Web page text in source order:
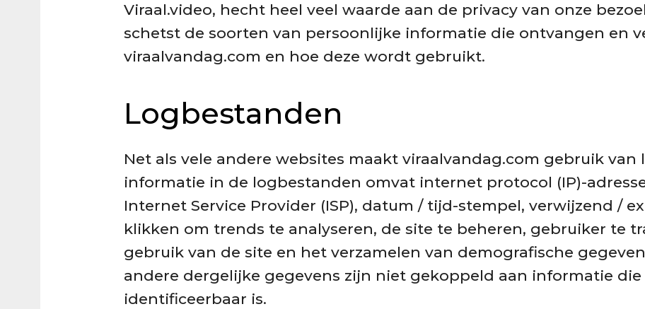
Viraal.video, hecht heel veel waarde aan de privacy van onze
schetst de soorten van persoonlijke informatie die ontvangen en
viraalvandag.com en hoe deze wordt gebruikt.
Logbestanden
Net als vele andere websites maakt viraalvandag.com gebruik van
informatie in de logbestanden omvat internet protocol (IP)-
Internet Service Provider (ISP), datum / tijd-stempel, verwijzend /
klikken om trends te analyseren, de site te beheren, gebruiker te
gebruik van de site en het verzamelen van demografische
andere dergelijke gegevens zijn niet gekoppeld aan informatie
identificeerbaar is.